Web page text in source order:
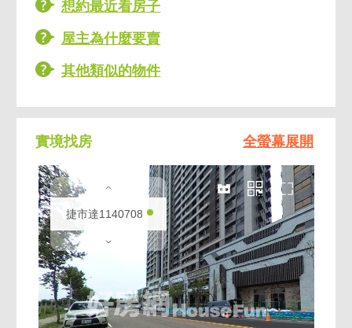
3.雙套房產品，未來出租彈性高，格局少見
* 整戶出租。
* 自住兼收租都合宜。
想約最近看房子
屋主為什麼要賣
其他類似的物件
實境找房 全螢幕展開